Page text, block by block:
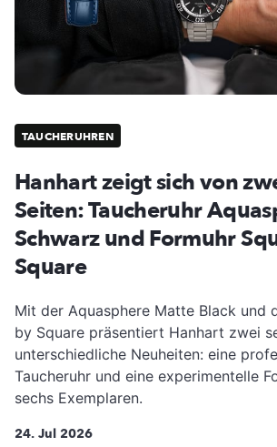
TAUCHERUHREN
Hanhart zeigt sich von
Seiten: Taucheruhr
Schwarz und Formuhr
Square
Mit der Aquasphere Matte Black und
by Square präsentiert Hanhart zwei
unterschiedliche Neuheiten: eine
Taucheruhr und eine experimentelle
sechs Exemplaren.
24. Jul 2026